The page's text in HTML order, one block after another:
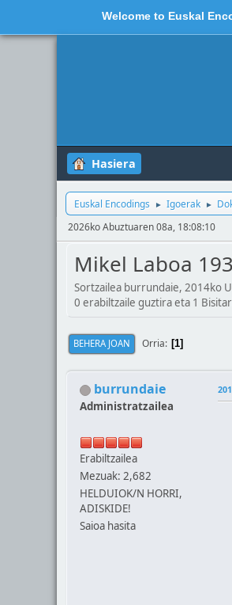
Welcome to Euskal
Hasiera
Euskal Encodings ► Igoerak ►
2026ko Abuztuaren 08a, 18:08:10
Mikel Laboa
Sortzailea burrundaie, 2014ko
0 erabiltzaile guztira eta 1
BEHERA JOAN Orria 1
burrundaie
Administratzailea
Erabiltzailea
Mezuak: 2,682
HELDUIOK/N HORRI,
ADISKIDE!
Saioa hasita